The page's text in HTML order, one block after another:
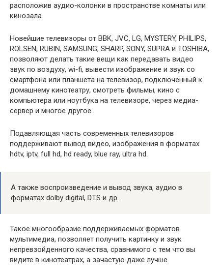
расположив аудио-колонки в пространстве комнаты или
кинозала.
Новейшие телевизоры от BBK, JVC, LG, MYSTERY, PHILIPS,
ROLSEN, RUBIN, SAMSUNG, SHARP, SONY, SUPRA и TOSHIBA,
позволяют делать такие вещи как передавать видео
звук по воздуху, wi-fi, вывести изображение и звук со
смартфона или планшета на телевизор, подключенный к
домашнему кинотеатру, смотреть фильмы, кино с
компьютера или ноутбука на телевизоре, через медиа-
сервер и многое другое.
Подавляющая часть современных телевизоров
поддерживают вывод видео, изображения в форматах
hdtv, iptv, full hd, hd ready, blue ray, ultra hd.
А также воспроизведение и вывод звука, аудио в
форматах dolby digital, DTS и др.
Такое многообразие поддерживаемых форматов
мультимедиа, позволяет получить картинку и звук
непревзойденного качества, сравнимого с тем что вы
видите в кинотеатрах, а зачастую даже лучше.